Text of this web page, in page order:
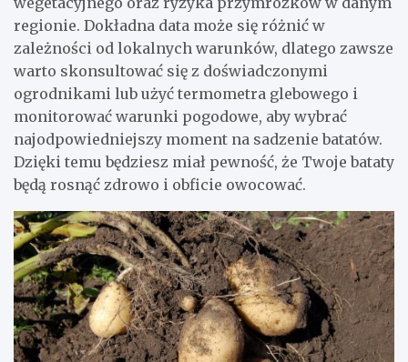
regionie. Dokładna data może się różnić w
zależności od lokalnych warunków, dlatego zawsze
warto skonsultować się z doświadczonymi
ogrodnikami lub użyć termometra glebowego i
monitorować warunki pogodowe, aby wybrać
najodpowiedniejszy moment na sadzenie batatów.
Dzięki temu będziesz miał pewność, że Twoje bataty
będą rosnąć zdrowo i obficie owocować.